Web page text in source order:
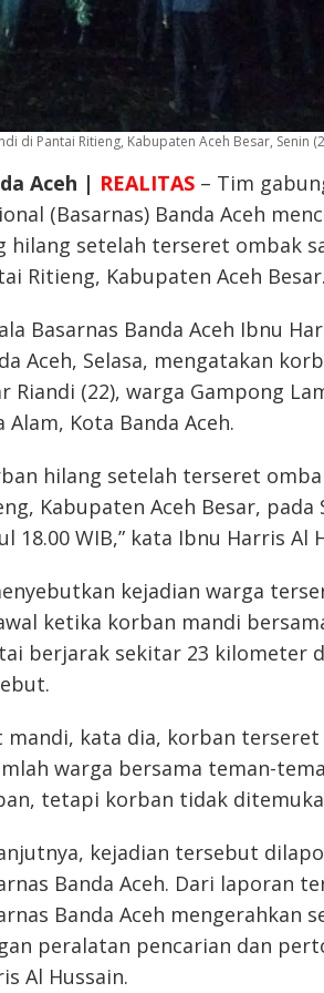
di Pantai Ritieng, Kabupaten Aceh Besar, Senin
Aceh | REALITAS– Tim
(Basarnas) Banda Aceh
hilang setelah terseret ombak
Ritieng, Kabupaten Aceh Besar.
Basarnas Banda Aceh Ibnu
Aceh, Selasa, mengatakan
Riandi (22), warga Gampong
Alam, Kota Banda Aceh.
hilang setelah terseret
Kabupaten Aceh Besar, pada
18.00 WIB,” kata Ibnu Harris Al
kejadian warga
ketika korban mandi
berjarak sekitar 23 kilometer
mandi, kata dia, korban
warga bersama teman-
tetapi korban tidak
kejadian tersebut
Banda Aceh. Dari laporan
Banda Aceh mengerahkan
peralatan pencarian dan
Al Hussain.